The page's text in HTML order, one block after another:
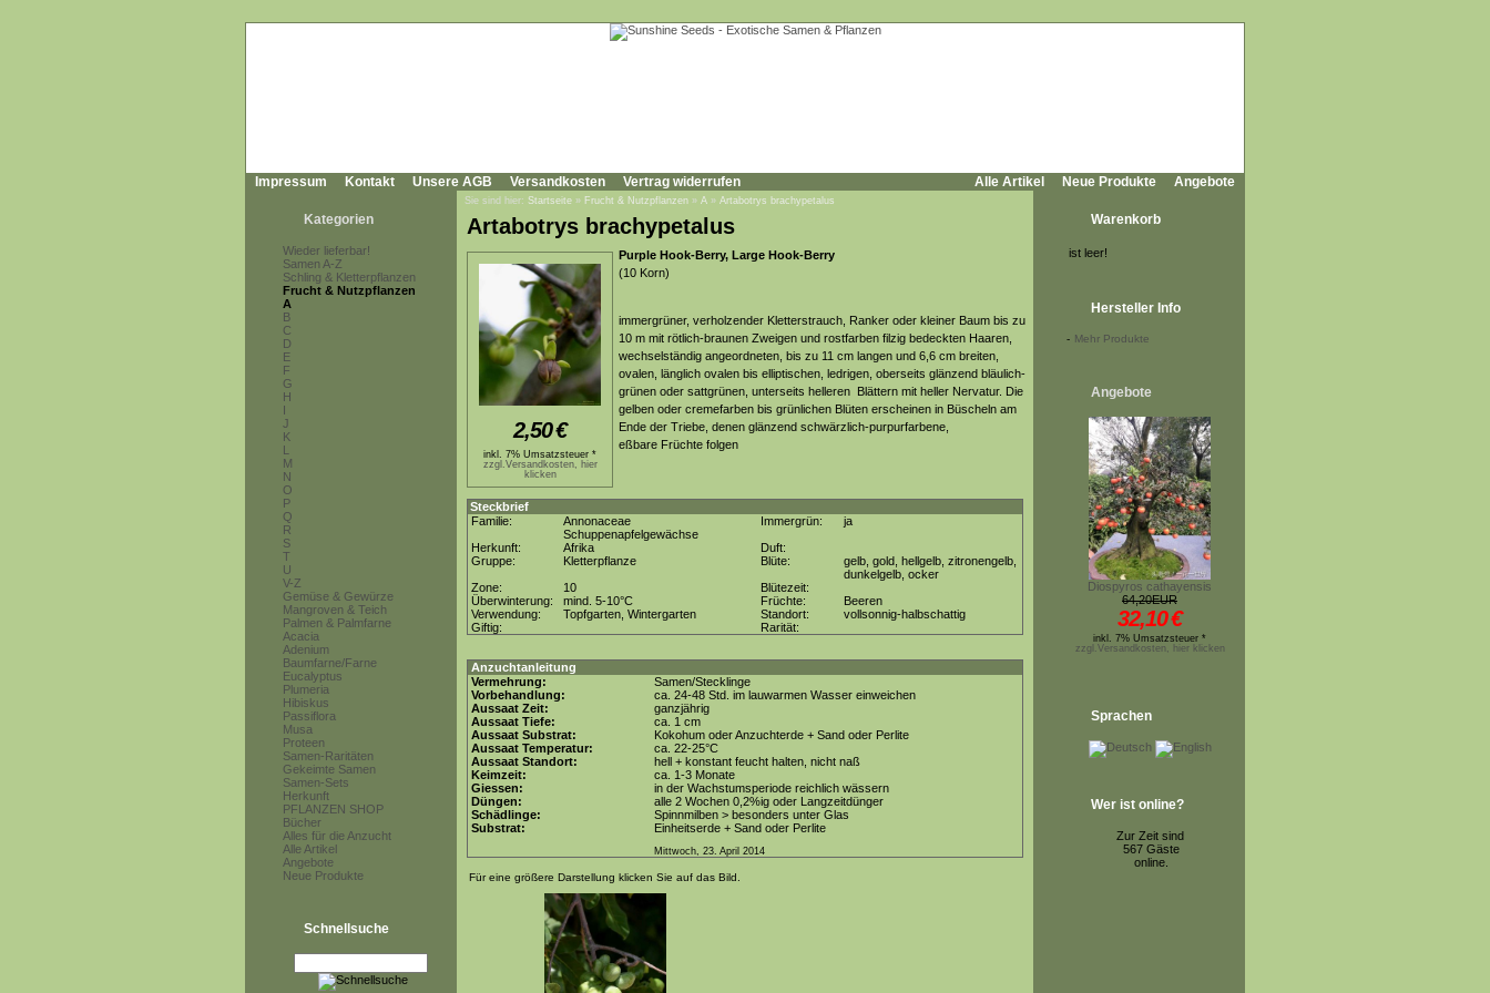
Impressum Kontakt Unsere AGB Versandkosten Vertrag widerrufen Alle Artikel Neue Produkte Angebote
Kategorien
Wieder lieferbar!
Samen A-Z
Schling & Kletterpflanzen
Frucht & Nutzpflanzen
A
B
C
D
E
F
G
H
I
J
K
L
M
N
O
P
Q
R
S
T
U
V-Z
Gemüse & Gewürze
Mangroven & Teich
Palmen & Palmfarne
Acacia
Adenium
Baumfarne/Farne
Eucalyptus
Plumeria
Hibiskus
Passiflora
Musa
Proteen
Samen-Raritäten
Gekeimte Samen
Samen-Sets
Herkunft
PFLANZEN SHOP
Bücher
Alles für die Anzucht
Alle Artikel
Angebote
Neue Produkte
Schnellsuche
Sie sind hier: Startseite » Frucht & Nutzpflanzen » A » Artabotrys brachypetalus
Artabotrys brachypetalus
2,50€
inkl. 7% Umsatzsteuer *
zzgl.Versandkosten, hier
klicken
Purple Hook-Berry, Large Hook-Berry
(10 Korn)
immergrüner, verholzender Kletterstrauch, Ranker oder kleiner Baum bis zu
10 m mit rötlich-braunen Zweigen und rostfarben filzig bedeckten Haaren,
wechselständig angeordneten, bis zu 11 cm langen und 6,6 cm breiten,
ovalen, länglich ovalen bis elliptischen, ledrigen, oberseits glänzend bläulich-
grünen oder sattgrünen, unterseits helleren Blättern mit heller Nervatur. Die
gelben oder cremefarben bis grünlichen Blüten erscheinen in Büscheln am
Ende der Triebe, denen glänzend schwärzlich-purpurfarbene,
eßbare Früchte folgen
Steckbrief
Familie:
Annonaceae
Schuppenapfelgewächse
Immergrün:
ja
Herkunft:
Afrika
Duft:
Gruppe:
Kletterpflanze Blüte:
gelb, gold, hellgelb, zitronengelb,
dunkelgelb, ocker
Zone:
10
Blütezeit:
Überwinterung:
mind. 5-10°C Früchte:
Beeren
Verwendung:
Topfgarten, Wintergarten Standort:
vollsonnig-halbschattig
Giftig:
Rarität:
Anzuchtanleitung
Vermehrung:
Samen/Stecklinge
Vorbehandlung:
ca. 24-48 Std. im lauwarmen Wasser einweichen
Aussaat Zeit:
ganzjährig
Aussaat Tiefe:
ca. 1 cm
Aussaat Substrat:
Kokohum oder Anzuchterde + Sand oder Perlite
Aussaat Temperatur:
ca. 22-25°C
Aussaat Standort:
hell + konstant feucht halten, nicht naß
Keimzeit:
ca. 1-3 Monate
Giessen:
in der Wachstumsperiode reichlich wässern
Düngen:
alle 2 Wochen 0,2%ig oder Langzeitdünger
Schädlinge:
Spinnmilben > besonders unter Glas
Substrat:
Einheitserde + Sand oder Perlite
Mittwoch, 23. April 2014
Für eine größere Darstellung klicken Sie auf das Bild.
Warenkorb
ist leer!
Hersteller Info
- Mehr Produkte
Angebote
Diospyros cathayensis
64,20EUR
32,10€
inkl. 7% Umsatzsteuer *
zzgl.Versandkosten, hier klicken
Sprachen
Wer ist online?
Zur Zeit sind
567 Gäste
online.